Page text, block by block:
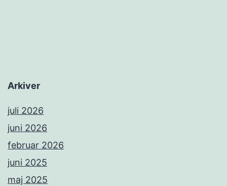
Arkiver
juli 2026
juni 2026
februar 2026
juni 2025
maj 2025